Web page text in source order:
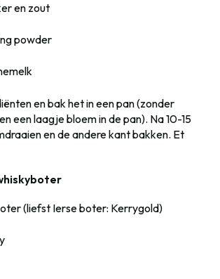
en zout
powder
en bak het in een pan (zonder
een laagje bloem in de pan). Na 10-15
en de andere kant bakken. Et
(liefst Ierse boter: Kerrygold)